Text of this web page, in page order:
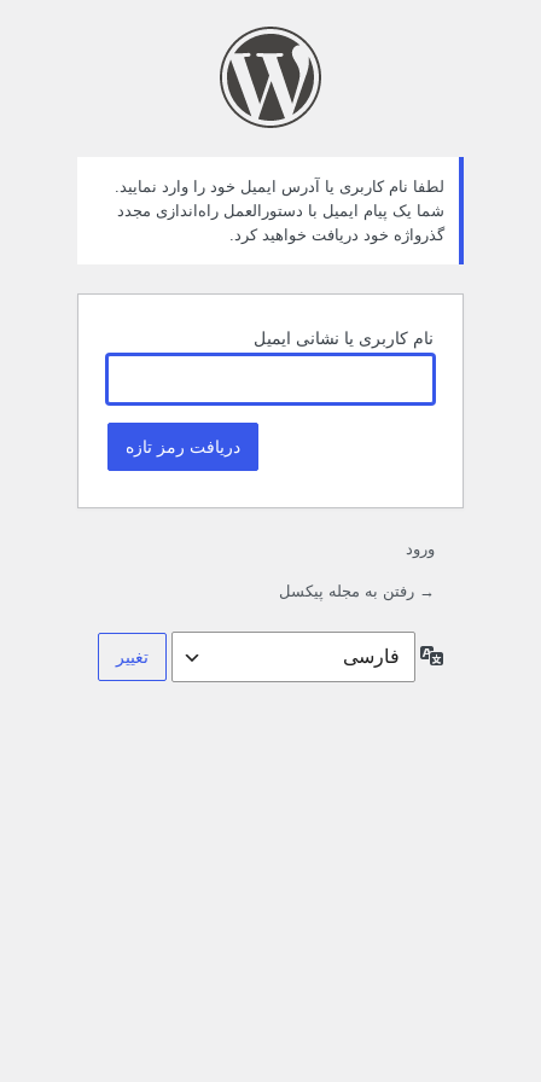
لطفا نام کاربری یا آدرس ایمیل خود را وارد نمایید.
شما یک پیام ایمیل با دستورالعمل راه‌اندازی مجدد
گذرواژه خود دریافت خواهید کرد.
نام کاربری یا نشانی ایمیل
ورود
→ رفتن به مجله پیکسل
زبان